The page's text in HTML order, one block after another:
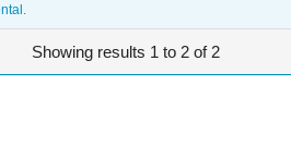
Showing results 1 to 2 of 2